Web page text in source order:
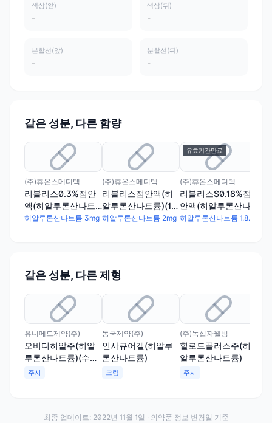
색상(앞)
-
색상(뒤)
-
분할선(앞)
-
분할선(뒤)
-
같은 성분, 다른 함량
(주)휴온스메디텍
리블리스0.3%점안
액(히알루론산나트
륨)(1회용)
히알루론산나트륨 3mg
(주)휴온스메디텍
리블리스점안액(히
알루론산나트륨)(1회
용), 리블리스점안액
히알루론산나트륨 2mg
유효기간만료
(주)휴온스메디텍
리블리스S0.18%점
안액(히알루론산나
트륨)(1회용)
히알루론산나트륨 1.8mg
같은 성분, 다른 제형
유니메드제약(주)
오비디히알주(히알
루론산나트륨)(수출
용)
주사
동국제약(주)
인사큐어겔(히알루
론산나트륨)
크림
(주)녹십자웰빙
힐로드플러스주(히
알루론산나트륨)
주사
최종 업데이트: 2022년 11월 1일 · 의약품 정보 변경일 기준